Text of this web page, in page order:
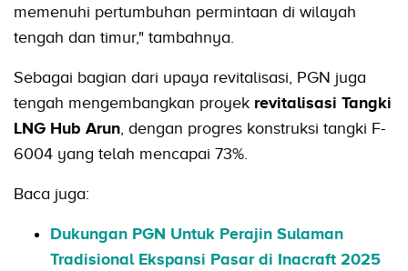
memenuhi pertumbuhan permintaan di wilayah
tengah dan timur," tambahnya.
Sebagai bagian dari upaya revitalisasi, PGN juga
tengah mengembangkan proyek revitalisasi Tangki
LNG Hub Arun, dengan progres konstruksi tangki F-
6004 yang telah mencapai 73%.
Baca juga:
Dukungan PGN Untuk Perajin Sulaman
Tradisional Ekspansi Pasar di Inacraft 2025